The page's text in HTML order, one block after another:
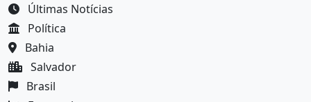
Últimas Notícias
Política
Bahia
Salvador
Brasil